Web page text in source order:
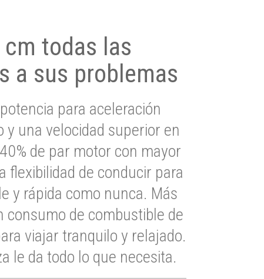
cm todas las
a sus problemas
para aceleración
y una velocidad superior en
de par motor con mayor
flexibilidad de conducir para
y rápida como nunca. Más
consumo de combustible de
viajar tranquilo y relajado.
le da todo lo que necesita.